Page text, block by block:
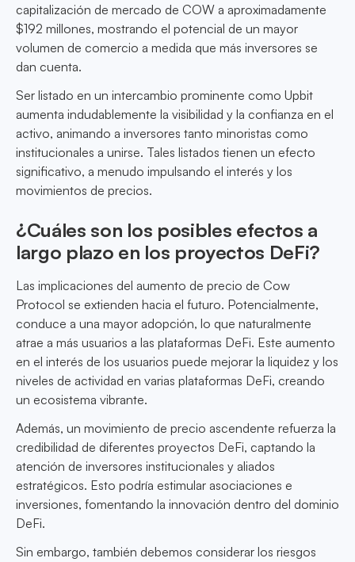
capitalización de mercado de COW a aproximadamente
$192 millones, mostrando el potencial de un mayor
volumen de comercio a medida que más inversores se
dan cuenta.
Ser listado en un intercambio prominente como Upbit
aumenta indudablemente la visibilidad y la confianza en el
activo, animando a inversores tanto minoristas como
institucionales a unirse. Tales listados tienen un efecto
significativo, a menudo impulsando el interés y los
movimientos de precios.
¿Cuáles son los posibles efectos a
largo plazo en los proyectos DeFi?
Las implicaciones del aumento de precio de Cow
Protocol se extienden hacia el futuro. Potencialmente,
conduce a una mayor adopción, lo que naturalmente
atrae a más usuarios a las plataformas DeFi. Este aumento
en el interés de los usuarios puede mejorar la liquidez y los
niveles de actividad en varias plataformas DeFi, creando
un ecosistema vibrante.
Además, un movimiento de precio ascendente refuerza la
credibilidad de diferentes proyectos DeFi, captando la
atención de inversores institucionales y aliados
estratégicos. Esto podría estimular asociaciones e
inversiones, fomentando la innovación dentro del dominio
DeFi.
Sin embargo, también debemos considerar los riesgos